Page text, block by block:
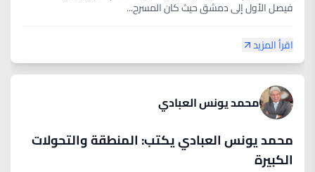
فيصل الأول إلى دمشق حيث كان المسرح...
اقرأ المزيد
محمد يونس العبادي
محمد يونس العبادي يكتب: المنطقة والتحولات
الكبيرة